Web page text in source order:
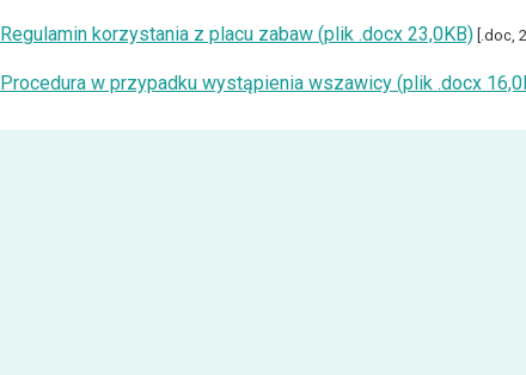
Regulamin korzystania z placu zabaw (plik .docx 23,0KB) [.doc,
Procedura w przypadku wystąpienia wszawicy (plik .docx